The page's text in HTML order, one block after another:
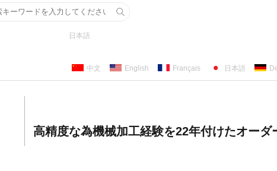
日本語
中文 English Français 日本語
高精度な為機械加工経験を22年付けたオーダ